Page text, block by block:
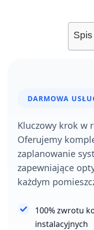
DARMOWA
Kluczowy krok w
Oferujemy
zaplanowanie
zapewniające
każdym
100% zwrotu
instalacyjnych